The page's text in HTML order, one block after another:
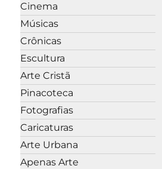
Cinema
Músicas
Crônicas
Escultura
Arte Cristã
Pinacoteca
Fotografias
Caricaturas
Arte Urbana
Apenas Arte